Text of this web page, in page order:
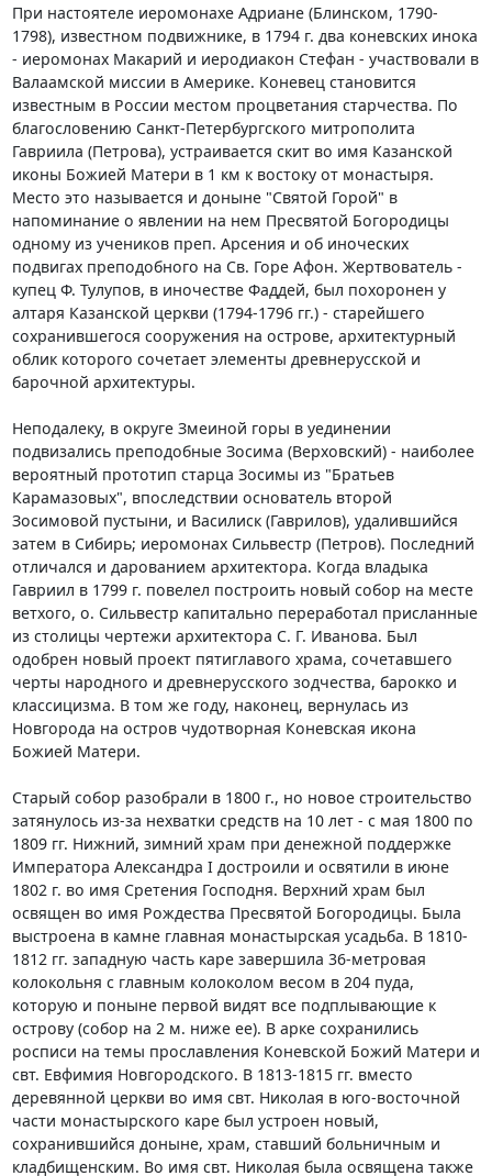
Пpи настоятеле иеромонахе Адpиане (Блинском, 1790-
1798), известном подвижнике, в 1794 г. два коневских инока
- иеромонах Макаpий и иеродиакон Стефан - участвовали в
Валаамской миссии в Америке. Коневец становится
известным в России местом процветания старчества. По
благословению Санкт-Петеpбуpгского митрополита
Гавриила (Петрова), устраивается скит во имя Казанской
иконы Божией Матери в 1 км к востоку от монастыря.
Место это называется и доныне "Святой Горой" в
напоминание о явлении на нем Пресвятой Богородицы
одному из учеников преп. Арсения и об иноческих
подвигах преподобного на Св. Горе Афон. Жертвователь -
купец Ф. Тулупов, в иночестве Фаддей, был похоронен у
алтаря Казанской церкви (1794-1796 гг.) - старейшего
сохранившегося сооружения на острове, архитектурный
облик которого сочетает элементы древнерусской и
барочной архитектуры.
Неподалеку, в округе Змеиной горы в уединении
подвизались преподобные Зосима (Веpховский) - наиболее
вероятный прототип старца Зосимы из "Братьев
Карамазовых", впоследствии основатель второй
Зосимовой пустыни, и Василиск (Гаврилов), удалившийся
затем в Сибирь; иеромонах Сильвестр (Петров). Последний
отличался и дарованием архитектора. Когда владыка
Гавриил в 1799 г. повелел построить новый собор на месте
ветхого, о. Сильвестр капитально переработал присланные
из столицы чертежи архитектора С. Г. Иванова. Был
одобрен новый проект пятиглавого храма, сочетавшего
черты народного и древнерусского зодчества, барокко и
классицизма. В том же году, наконец, вернулась из
Новгорода на остров чудотворная Коневская икона
Божией Матери.
Старый собор разобрали в 1800 г., но новое строительство
затянулось из-за нехватки средств на 10 лет - с мая 1800 по
1809 гг. Нижний, зимний храм при денежной поддержке
Императора Александра I достроили и освятили в июне
1802 г. во имя Сретения Господня. Верхний храм был
освящен во имя Рождества Пpесвятой Богородицы. Была
выстроена в камне главная монастырская усадьба. В 1810-
1812 гг. западную часть каре завершила 36-метровая
колокольня с главным колоколом весом в 204 пуда,
которую и поныне первой видят все подплывающие к
острову (собор на 2 м. ниже ее). В арке сохранились
росписи на темы прославления Коневской Божий Матери и
свт. Евфимия Новгородского. В 1813-1815 гг. вместо
деревянной церкви во имя свт. Николая в юго-восточной
части монастырского каре был устроен новый,
сохранившийся доныне, храм, ставший больничным и
кладбищенским. Во имя свт. Николая была освящена также